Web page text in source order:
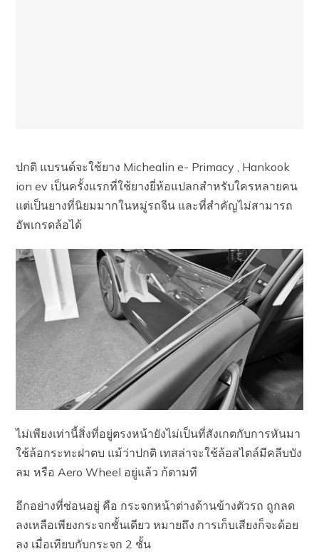
ปกติ แบรนด์จะใช้ยาง Michealin e- Primacy , Hankook
ion ev เป็นครั้งแรกที่ใช้ยางยี่ห้อแปลกสำหรับใครหลายคน
แต่เป็นยางที่นิยมมากในหมู่รถจีน และที่สำคัญ​ไม่สามารถ
อัพเกรดล้อได้
ไม่เพียงเท่านี้สิ่งที่อยู่ตรงหน้ายังไม่เป็นที่สังเกตกับการหันมา
ใช้ล้อกระทะฝาตบ แม้ว่าปกติ เทสล่าจะใช้ล้อสไตล์มีคลีบบัง
ลม หรือ Aero Wheel อยู่แล้ว ก้ตามที
อีกอย่างที่ซ่อนอยู่ คือ กระจกหน้าต่างด้านข้างตัวรถ ถูกลด
ลงเหลือเพียงกระจกชั้นเดียว หมายถึง การเก็บเสียงก็จะด้อย
ลง เมื่อเทียบกับกระจก 2 ชั้น